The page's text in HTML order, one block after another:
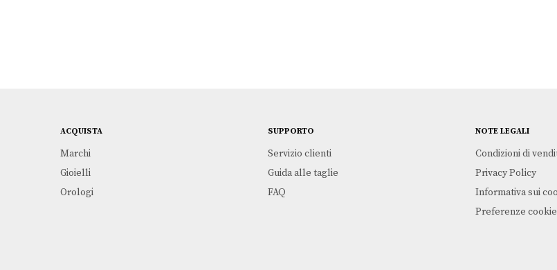
ACQUISTA
Marchi
Gioielli
Orologi
SUPPORTO
Servizio clienti
Guida alle taglie
FAQ
NOTE LEGALI
Condizioni di
Privacy Policy
Informativa sui
Preferenze cookie